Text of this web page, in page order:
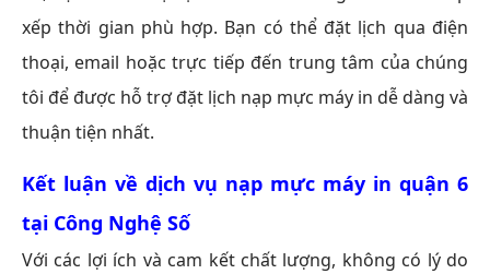
xếp thời gian phù hợp. Bạn có thể đặt lịch qua điện
thoại, email hoặc trực tiếp đến trung tâm của chúng
tôi để được hỗ trợ đặt lịch nạp mực máy in dễ dàng và
thuận tiện nhất.
Kết luận về dịch vụ nạp mực máy in quận 6
tại Công Nghệ Số
Với các lợi ích và cam kết chất lượng, không có lý do